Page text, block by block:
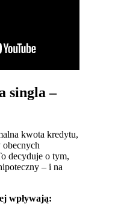
singla –
kwota kredytu,
decyduje o tym,
– i na
wpływają: